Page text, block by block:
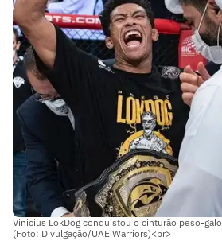
Vinicius LokDog conquistou o cinturão peso-
(Foto: Divulgação/UAE Warriors)<br>